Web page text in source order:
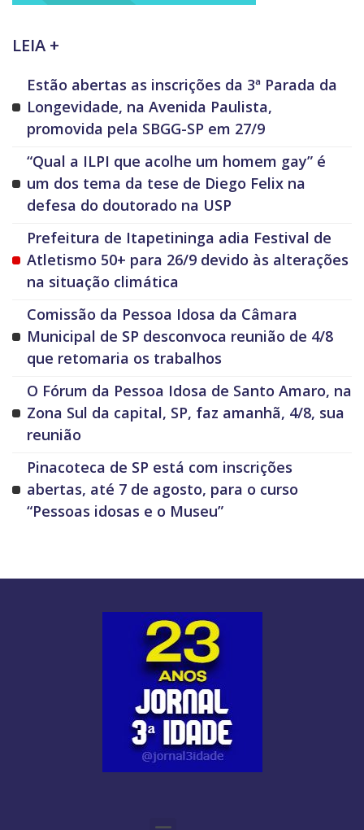
LEIA +
Estão abertas as inscrições da 3ª Parada da
Longevidade, na Avenida Paulista,
promovida pela SBGG-SP em 27/9
“Qual a ILPI que acolhe um homem gay” é
um dos tema da tese de Diego Felix na
defesa do doutorado na USP
Prefeitura de Itapetininga adia Festival de
Atletismo 50+ para 26/9 devido às alterações
na situação climática
Comissão da Pessoa Idosa da Câmara
Municipal de SP desconvoca reunião de 4/8
que retomaria os trabalhos
O Fórum da Pessoa Idosa de Santo Amaro, na
Zona Sul da capital, SP, faz amanhã, 4/8, sua
reunião
Pinacoteca de SP está com inscrições
abertas, até 7 de agosto, para o curso
“Pessoas idosas e o Museu”